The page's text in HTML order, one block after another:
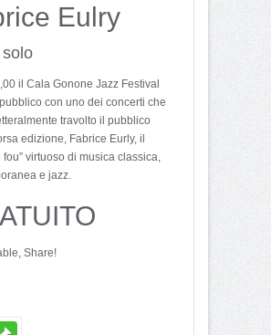
Eulry
il Cala Gonone Jazz Festival
con uno dei concerti che
travolto il pubblico
edizione, Fabrice Eurly, il
fou” virtuoso di musica classica,
e jazz.
Share!